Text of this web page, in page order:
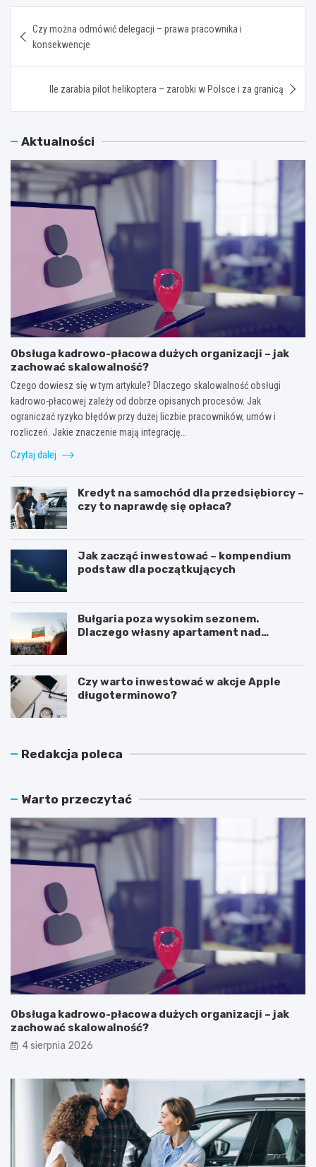
wpisu
Czy można odmówić delegacji – prawa pracownika i
konsekwencje
Ile zarabia pilot helikoptera – zarobki w Polsce i za granicą
Aktualności
Obsługa kadrowo-płacowa dużych organizacji – jak
zachować skalowalność?
Czego dowiesz się w tym artykule? Dlaczego skalowalność obsługi
kadrowo-płacowej zależy od dobrze opisanych procesów. Jak
ograniczać ryzyko błędów przy dużej liczbie pracowników, umów i
rozliczeń. Jakie znaczenie mają integrację…
Czytaj dalej
Kredyt na samochód dla przedsiębiorcy –
czy to naprawdę się opłaca?
Jak zacząć inwestować – kompendium
podstaw dla początkujących
Bułgaria poza wysokim sezonem.
Dlaczego własny apartament nad
Czy warto inwestować w akcje Apple
długoterminowo?
Redakcja poleca
Warto przeczytać
Obsługa kadrowo-płacowa dużych organizacji – jak
zachować skalowalność?
4 sierpnia 2026